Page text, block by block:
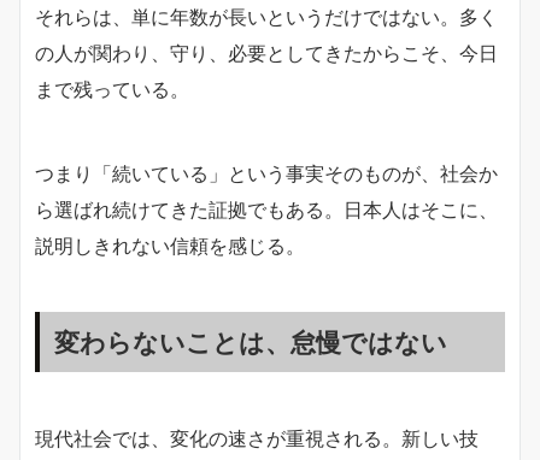
それらは、単に年数が長いというだけではない。多く
の人が関わり、守り、必要としてきたからこそ、今日
まで残っている。
つまり「続いている」という事実そのものが、社会か
ら選ばれ続けてきた証拠でもある。日本人はそこに、
説明しきれない信頼を感じる。
変わらないことは、怠慢ではない
現代社会では、変化の速さが重視される。新しい技